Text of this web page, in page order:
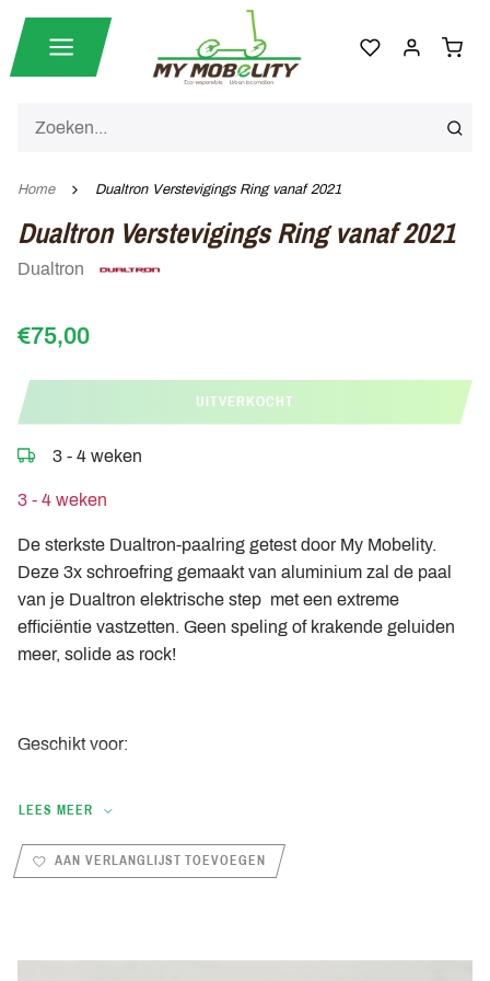
Home Dualtron Verstevigings Ring vanaf 2021
Dualtron Verstevigings Ring vanaf 2021
Dualtron
€75,00
UITVERKOCHT
3 - 4 weken
3 - 4 weken
De sterkste Dualtron-paalring getest door My Mobelity.
Deze 3x schroefring gemaakt van aluminium zal de paal
van je Dualtron elektrische step met een extreme
efficiëntie vastzetten. Geen speling of krakende geluiden
meer, solide as rock!
Geschikt voor:
Dualtron Storm
Dualtron Victor
Dualtron Thunder 2
LEES MEER
AAN VERLANGLIJST TOEVOEGEN